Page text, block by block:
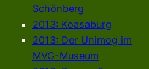
Schönberg
2013: Koasaburg
2013: Der Unimog im
MVG-Museum